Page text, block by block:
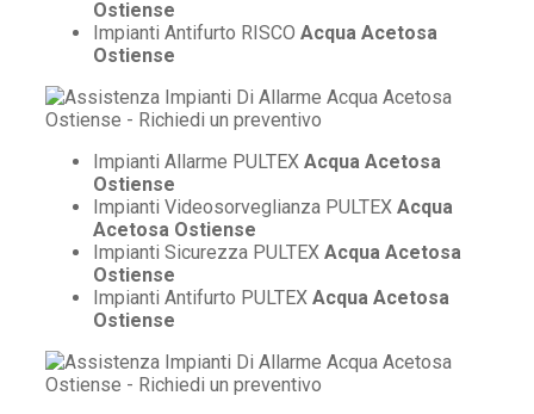
Ostiense
Impianti Antifurto RISCO Acqua Acetosa
Ostiense
Impianti Allarme PULTEX Acqua Acetosa
Ostiense
Impianti Videosorveglianza PULTEX Acqua
Acetosa Ostiense
Impianti Sicurezza PULTEX Acqua Acetosa
Ostiense
Impianti Antifurto PULTEX Acqua Acetosa
Ostiense